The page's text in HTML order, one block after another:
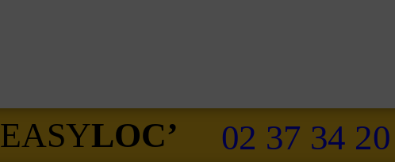
EASYLOC’ 02 37 34